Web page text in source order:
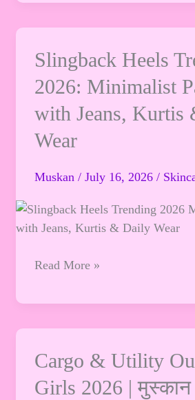
Slingback Heels
2026: Minimalist
with Jeans, Kurtis
Wear
Muskan / July 16, 2026 /
Slingback
Trending
2026:
Pairing
Jeans,
Kurtis
&
Wear
Read More »
Cargo & Utility
Girls 2026 | मुस्कान
Cargo
Utility